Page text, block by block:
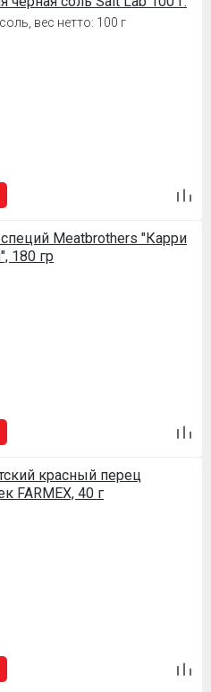
вес нетто: 100 г
Meatbrothers "Карри
180 гр
красный перец
FARMEX, 40 г